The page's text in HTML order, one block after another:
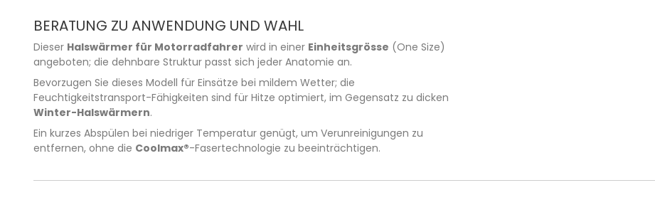
BERATUNG ZU ANWENDUNG UND WAHL
Dieser Halswärmer für Motorradfahrer wird in einer Einheitsgrösse (One Size)
angeboten; die dehnbare Struktur passt sich jeder Anatomie an.
Bevorzugen Sie dieses Modell für Einsätze bei mildem Wetter; die
Feuchtigkeitstransport-Fähigkeiten sind für Hitze optimiert, im Gegensatz zu dicken
Winter-Halswärmern.
Ein kurzes Abspülen bei niedriger Temperatur genügt, um Verunreinigungen zu
entfernen, ohne die Coolmax®-Fasertechnologie zu beeinträchtigen.